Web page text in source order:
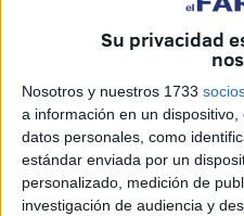
Su privacidad
Nosotros y nuestros 1733
a información en un
datos personales, como
estándar enviada por un
personalizado, medición de
investigación de audiencia y
El líder popular llegó al
horas donde ha sido
Ciudad Autónoma y
Popular, Juan Vivas, así
Yolanda Bel y los
Guillermo Martínez ,
Muñoz Arbona,